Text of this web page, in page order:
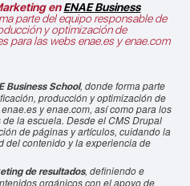
enENAE Business
parte del equipo responsable de
y optimización de
para las webs enae.es y enae.com
Business School, donde forma parte
producción y optimización de
y enae.com, así como para los
la escuela. Desde el CMS Drupal
de páginas y artículos, cuidando la
del contenido y la experiencia de
de resultados, definiendo e
orgánicos con el apoyo de